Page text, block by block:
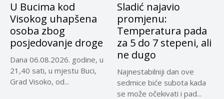
U Bucima kod
Visokog uhapšena
osoba zbog
posjedovanje droge
Dana 06.08.2026. godine, u
21,40 sati, u mjestu Buci,
Grad Visoko, od...
Sladić najavio
promjenu:
Temperatura pada
za 5 do 7 stepeni, ali
ne dugo
Najnestabilniji dan ove
sedmice biće subota kada
se može očekivati i pad...